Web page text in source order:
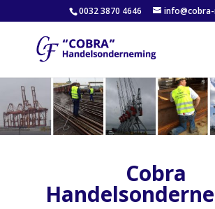
0032 3870 4646
Cobra